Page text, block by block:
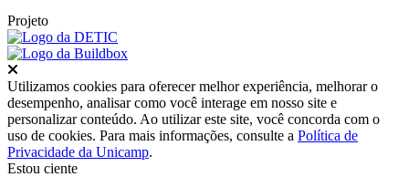
Projeto
Utilizamos cookies para oferecer melhor experiência, melhorar o
desempenho, analisar como você interage em nosso site e
personalizar conteúdo. Ao utilizar este site, você concorda com o
uso de cookies. Para mais informações, consulte a Política de
Privacidade da Unicamp.
Estou ciente